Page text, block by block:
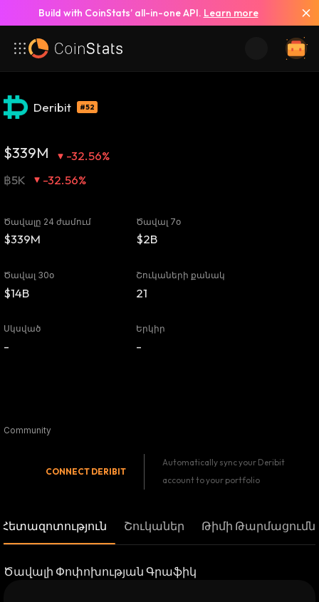
Build with CoinStats’ all-in-one API. Learn more
Deribit #52
$339M
-32.56%
฿5K
-32.56%
Ծավալը 24 ժամում
$339M
Ծավալ 7օ
$2B
Ծավալ 30օ
$14B
Շուկաների քանակ
21
Սկսված
-
Երկիր
-
Community
CONNECT DERIBIT
Automatically sync your Deribit
account to your portfolio
Հետազոտություն Շուկաներ Թիմի
Ծավալի Փոփոխության Գրաֆիկ